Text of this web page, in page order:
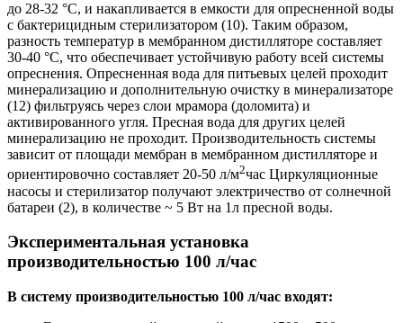
до 28-32 °C, и накапливается в емкости для опресненной воды
с бактерицидным стерилизатором (10). Таким образом,
разность температур в мембранном дистилляторе составляет
30-40 °C, что обеспечивает устойчивую работу всей системы
опреснения. Опресненная вода для питьевых целей проходит
минерализацию и дополнительную очистку в минерализаторе
(12) фильтруясь через слои мрамора (доломита) и
активированного угля. Пресная вода для других целей
минерализацию не проходит. Производительность системы
зависит от площади мембран в мембранном дистилляторе и
ориентировочно составляет 20-50 л/м2час Циркуляционные
насосы и стерилизатор получают электричество от солнечной
батареи (2), в количестве ~ 5 Вт на 1л пресной воды.
Экспериментальная установка
производительностью 100 л/час
В систему производительностью 100 л/час входят: